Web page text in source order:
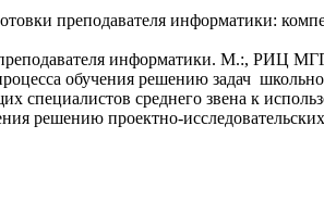
преподавателя информатики:
информатики. М.:, РИЦ
обучения решению задач
специалистов среднего звена к
решению проектно-